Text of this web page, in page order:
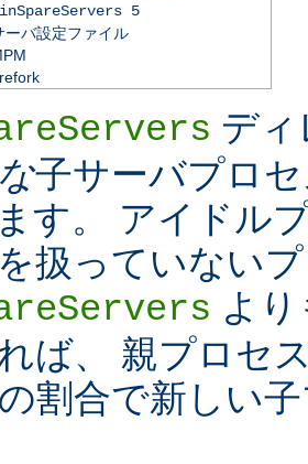
5
ーバ設定ファイル
デ
子サーバプロ
す。 アイドル
扱っていない
よ
ば、 親プロセ
割合で新しい